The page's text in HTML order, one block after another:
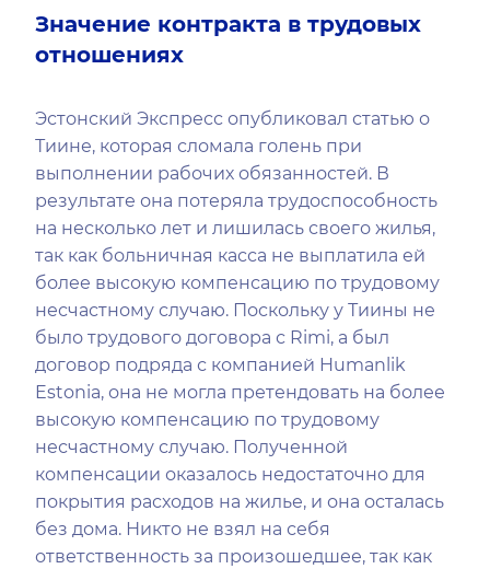
Значение контракта в трудовых
отношениях
Эстонский Экспресс опубликовал статью о
Тиине, которая сломала голень при
выполнении рабочих обязанностей. В
результате она потеряла трудоспособность
на несколько лет и лишилась своего жилья,
так как больничная касса не выплатила ей
более высокую компенсацию по трудовому
несчастному случаю. Поскольку у Тиины не
было трудового договора с Rimi, а был
договор подряда с компанией Humanlik
Estonia, она не могла претендовать на более
высокую компенсацию по трудовому
несчастному случаю. Полученной
компенсации оказалось недостаточно для
покрытия расходов на жилье, и она осталась
без дома. Никто не взял на себя
ответственность за произошедшее, так как